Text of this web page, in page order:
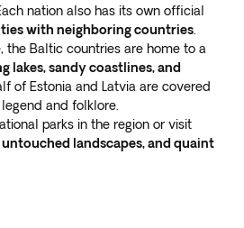
nation also has its own official
with neighboring countries
the Baltic countries are home to a
lakes, sandy coastlines, and
of Estonia and Latvia are covered
and folklore.
parks in the region or visit
landscapes, and quaint